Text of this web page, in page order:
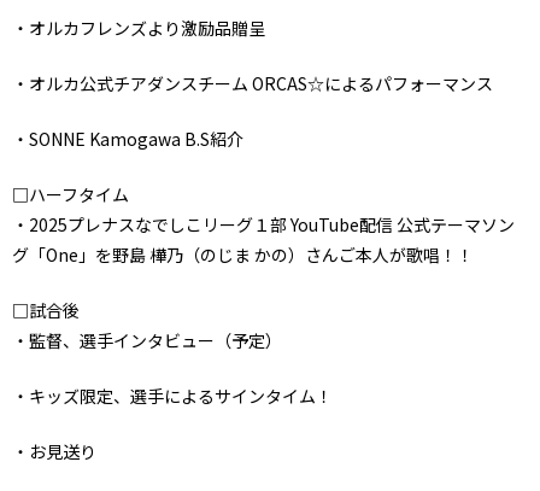
・オルカフレンズより激励品贈呈
・オルカ公式チアダンスチーム ORCAS☆によるパフォーマンス
・SONNE Kamogawa B.S紹介
□ハーフタイム
・2025プレナスなでしこリーグ１部 YouTube配信 公式テーマソン
グ「One」を野島 樺乃（のじま かの）さんご本人が歌唱！！
□試合後
・監督、選手インタビュー（予定）
・キッズ限定、選手によるサインタイム！
・お見送り